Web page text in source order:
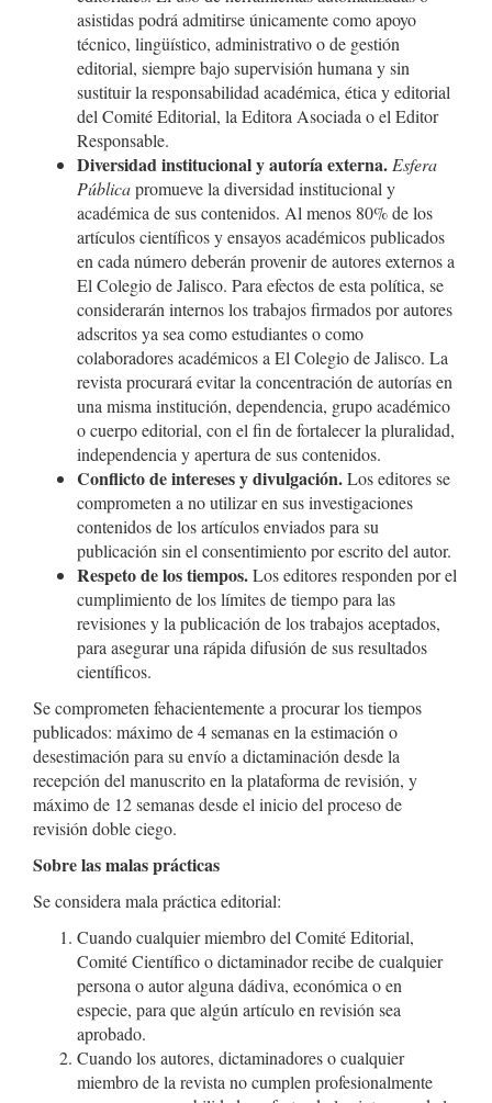
asistidas podrá admitirse únicamente como apoyo
técnico, lingüístico, administrativo o de gestión
editorial, siempre bajo supervisión humana y sin
sustituir la responsabilidad académica, ética y editorial
del Comité Editorial, la Editora Asociada o el Editor
Responsable.
Diversidad institucional y autoría externa. Esfera
Públicapromueve la diversidad institucional y
académica de sus contenidos. Al menos 80% de los
artículos científicos y ensayos académicos publicados
en cada número deberán provenir de autores externos a
El Colegio de Jalisco. Para efectos de esta política, se
considerarán internos los trabajos firmados por autores
adscritos ya sea como estudiantes o como
colaboradores académicos a El Colegio de Jalisco. La
revista procurará evitar la concentración de autorías en
una misma institución, dependencia, grupo académico
o cuerpo editorial, con el fin de fortalecer la pluralidad,
independencia y apertura de sus contenidos.
Conflicto de intereses y divulgación.Los editores se
comprometen a no utilizar en sus investigaciones
contenidos de los artículos enviados para su
publicación sin el consentimiento por escrito del autor.
Respeto de los tiempos.Los editores responden por el
cumplimiento de los límites de tiempo para las
revisiones y la publicación de los trabajos aceptados,
para asegurar una rápida difusión de sus resultados
científicos.
Se comprometen fehacientemente a procurar los tiempos
publicados: máximo de 4 semanas en la estimación o
desestimación para su envío a dictaminación desde la
recepción del manuscrito en la plataforma de revisión, y
máximo de 12 semanas desde el inicio del proceso de
revisión doble ciego.
Sobre las malas prácticas
Se considera mala práctica editorial:
Cuando cualquier miembro del Comité Editorial,
Comité Científico o dictaminador recibe de cualquier
persona o autor alguna dádiva, económica o en
especie, para que algún artículo en revisión sea
aprobado.
Cuando los autores, dictaminadores o cualquier
miembro de la revista no cumplen profesionalmente